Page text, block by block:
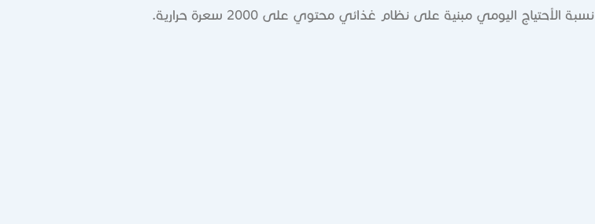
نسبة الأحتياج اليومي مبنية على نظام غذائي محتوي على 2000 سعرة حرارية.